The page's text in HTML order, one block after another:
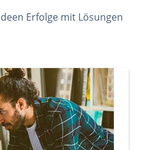
Erfolge mit Lösungen